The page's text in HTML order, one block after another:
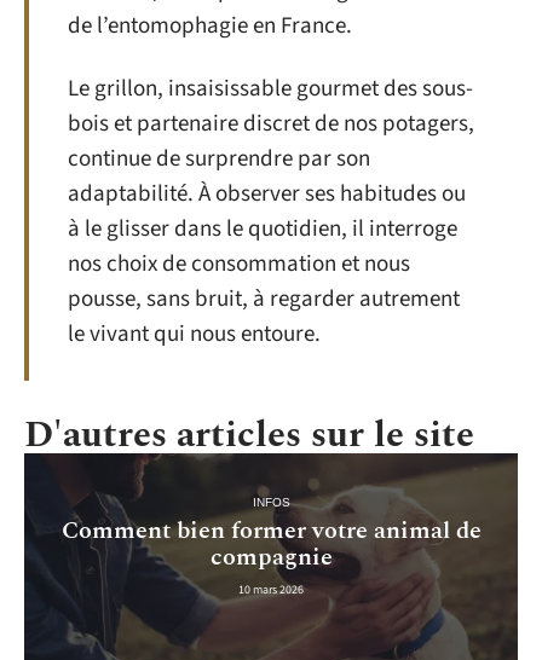
de l’entomophagie en France.
Le grillon, insaisissable gourmet des sous-
bois et partenaire discret de nos potagers,
continue de surprendre par son
adaptabilité. À observer ses habitudes ou
à le glisser dans le quotidien, il interroge
nos choix de consommation et nous
pousse, sans bruit, à regarder autrement
le vivant qui nous entoure.
D'autres articles sur le site
INFOS
Comment bien former votre animal de
compagnie
10 mars 2026